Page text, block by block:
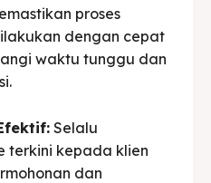
proses
dengan cepat
waktu tunggu dan
Selalu
terkini kepada klien
dan